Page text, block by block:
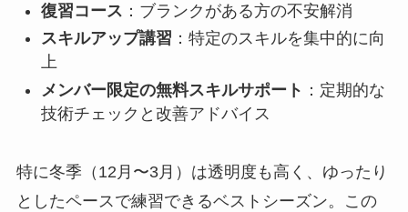
復習コース ：ブランクがある方の不安解消
スキルアップ講習 ：特定のスキルを集中的に向
上
メンバー限定の無料スキルサポート ：定期的な
技術チェックと改善アドバイス
特に冬季（12月〜3月）は透明度も高く、ゆったり
としたペースで練習できるベストシーズン。この